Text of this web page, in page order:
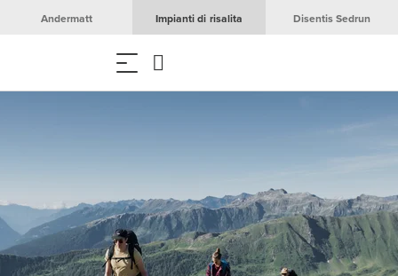
Andermatt Impianti di risalita Disentis Sedrun